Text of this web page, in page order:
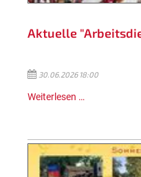
Aktuelle
30.06.2026 18:00
Weiterlesen …